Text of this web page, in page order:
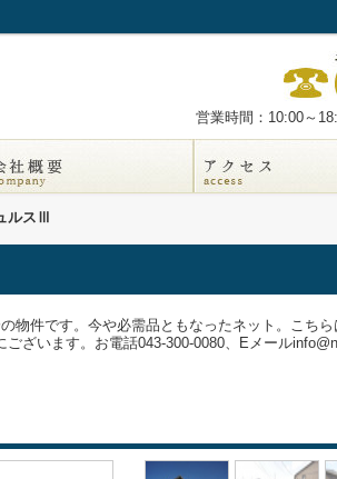
営業時間：10:00～
ルスⅢ
物件です。今や必需品ともなったネット。こち
ざいます。お電話043-300-0080、Eメール